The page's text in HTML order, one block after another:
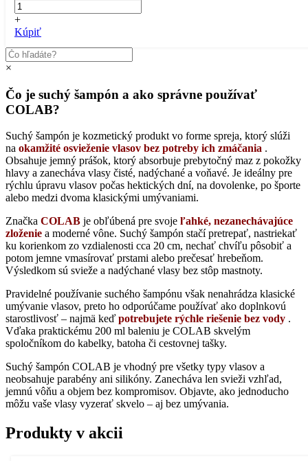
+
Kúpiť
×
Čo je suchý šampón a ako správne používať
COLAB?
Suchý šampón je kozmetický produkt vo forme spreja, ktorý slúži
na okamžité osvieženie vlasov bez potreby ich zmáčania .
Obsahuje jemný prášok, ktorý absorbuje prebytočný maz z pokožky
hlavy a zanecháva vlasy čisté, nadýchané a voňavé. Je ideálny pre
rýchlu úpravu vlasov počas hektických dní, na dovolenke, po športe
alebo medzi dvoma klasickými umývaniami.
Značka COLAB je obľúbená pre svoje ľahké, nezanechávajúce
zloženie a moderné vône. Suchý šampón stačí pretrepať, nastriekať
ku korienkom zo vzdialenosti cca 20 cm, nechať chvíľu pôsobiť a
potom jemne vmasírovať prstami alebo prečesať hrebeňom.
Výsledkom sú svieže a nadýchané vlasy bez stôp mastnoty.
Pravidelné používanie suchého šampónu však nenahrádza klasické
umývanie vlasov, preto ho odporúčame používať ako doplnkovú
starostlivosť – najmä keď potrebujete rýchle riešenie bez vody .
Vďaka praktickému 200 ml baleniu je COLAB skvelým
spoločníkom do kabelky, batoha či cestovnej tašky.
Suchý šampón COLAB je vhodný pre všetky typy vlasov a
neobsahuje parabény ani silikóny. Zanecháva len svieži vzhľad,
jemnú vôňu a objem bez kompromisov. Objavte, ako jednoducho
môžu vaše vlasy vyzerať skvelo – aj bez umývania.
Produkty v akcii